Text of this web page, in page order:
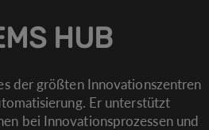
HUB
der größten Innovationszentren
Er unterstützt
bei Innovationsprozessen und